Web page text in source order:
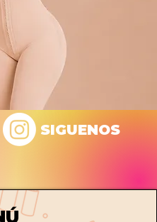
SIGUENOS